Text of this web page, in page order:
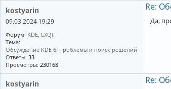
kostyarin
09.03.2024 19:29
Форум: KDE, LXQt
Тема:
Обсуждение KDE 6: проблемы и поиск решений
Ответы: 33
Просмотры: 230168
Re:
Да,
kostyarin Re: